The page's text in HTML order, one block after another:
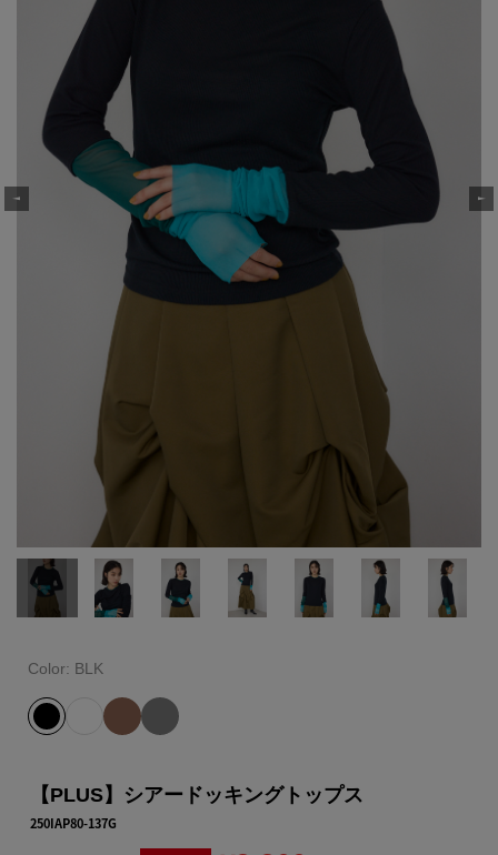
Color: BLK
【PLUS】シアードッキングトップス
250IAP80-137G